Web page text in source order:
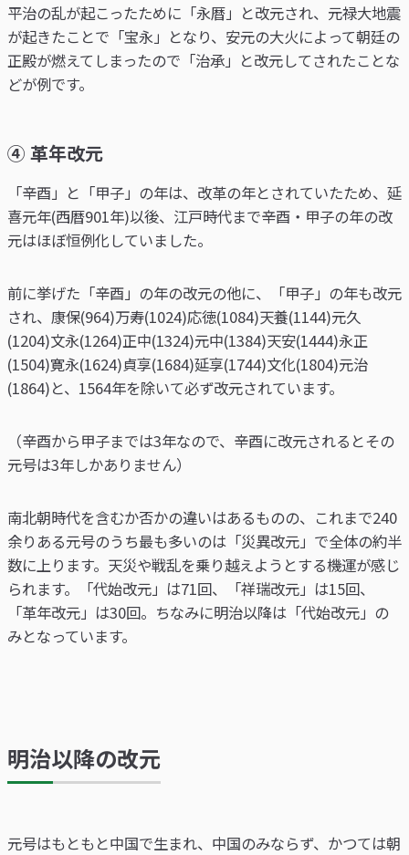
平治の乱が起こったために「永暦」と改元され、元禄大地震
が起きたことで「宝永」となり、安元の大火によって朝廷の
正殿が燃えてしまったので「治承」と改元してされたことな
どが例です。
④ 革年改元
「辛酉」と「甲子」の年は、改革の年とされていたため、延
喜元年(西暦901年)以後、江戸時代まで辛酉・甲子の年の改
元はほぼ恒例化していました。
前に挙げた「辛酉」の年の改元の他に、「甲子」の年も改元
され、康保(964)万寿(1024)応徳(1084)天養(1144)元久
(1204)文永(1264)正中(1324)元中(1384)天安(1444)永正
(1504)寛永(1624)貞享(1684)延享(1744)文化(1804)元治
(1864)と、1564年を除いて必ず改元されています。
（辛酉から甲子までは3年なので、辛酉に改元されるとその
元号は3年しかありません）
南北朝時代を含むか否かの違いはあるものの、これまで240
余りある元号のうち最も多いのは「災異改元」で全体の約半
数に上ります。天災や戦乱を乗り越えようとする機運が感じ
られます。「代始改元」は71回、「祥瑞改元」は15回、
「革年改元」は30回。ちなみに明治以降は「代始改元」の
みとなっています。
明治以降の改元
元号はもともと中国で生まれ、中国のみならず、かつては朝